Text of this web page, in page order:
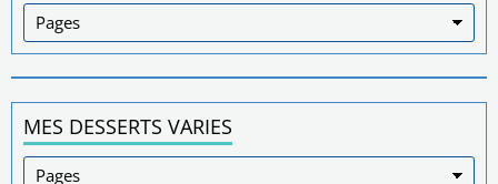
MES DESSERTS VARIES